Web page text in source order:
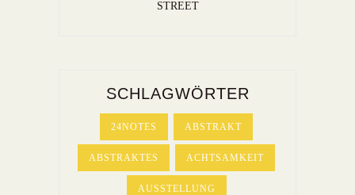
STREET
SCHLAGWÖRTER
24NOTES ABSTRAKT
ABSTRAKTES ACHTSAMKEIT
AUSSTELLUNG